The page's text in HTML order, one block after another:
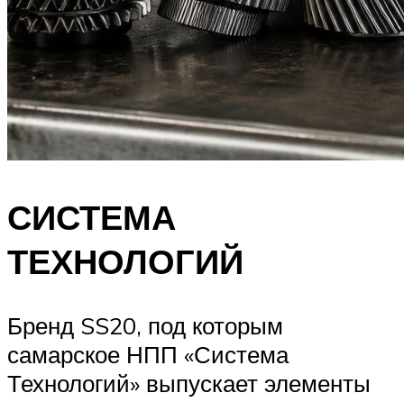
СИСТЕМА
ТЕХНОЛОГИЙ
Бренд SS20, под которым
самарское НПП «Система
Технологий» выпускает элементы